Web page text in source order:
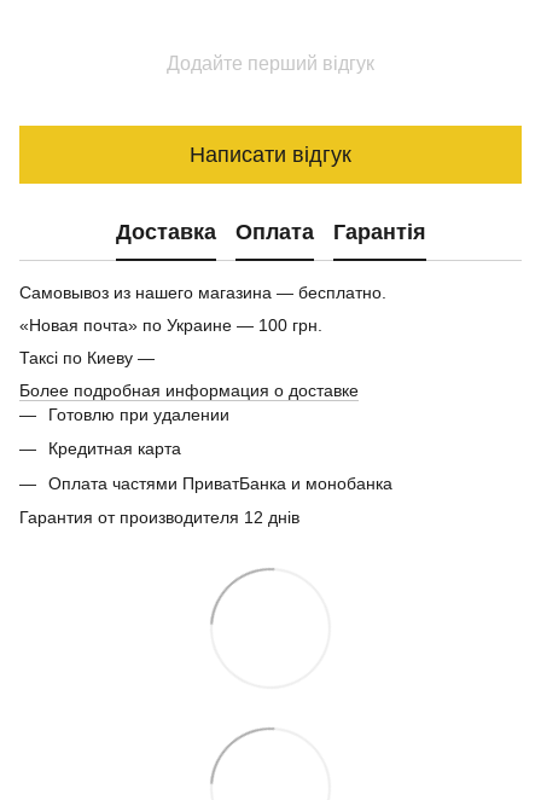
Додайте перший відгук
Написати відгук
Доставка Оплата Гарантія
Самовывоз из нашего магазина — бесплатно.
«Новая почта» по Украине — 100 грн.
Таксі по Киеву —
Более подробная информация о доставке
Готовлю при удалении
Кредитная карта
Оплата частями ПриватБанка и монобанка
Гарантия от производителя 12 днів